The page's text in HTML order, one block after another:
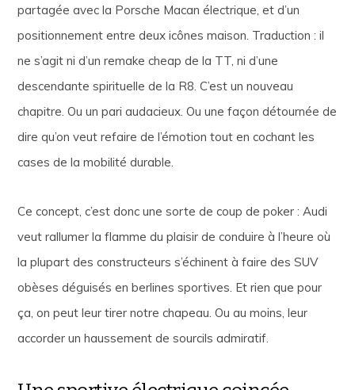
partagée avec la Porsche Macan électrique, et d’un
positionnement entre deux icônes maison. Traduction : il
ne s’agit ni d’un remake cheap de la TT, ni d’une
descendante spirituelle de la R8. C’est un nouveau
chapitre. Ou un pari audacieux. Ou une façon détournée de
dire qu’on veut refaire de l’émotion tout en cochant les
cases de la mobilité durable.
Ce concept, c’est donc une sorte de coup de poker : Audi
veut rallumer la flamme du plaisir de conduire à l’heure où
la plupart des constructeurs s’échinent à faire des SUV
obèses déguisés en berlines sportives. Et rien que pour
ça, on peut leur tirer notre chapeau. Ou au moins, leur
accorder un haussement de sourcils admiratif.